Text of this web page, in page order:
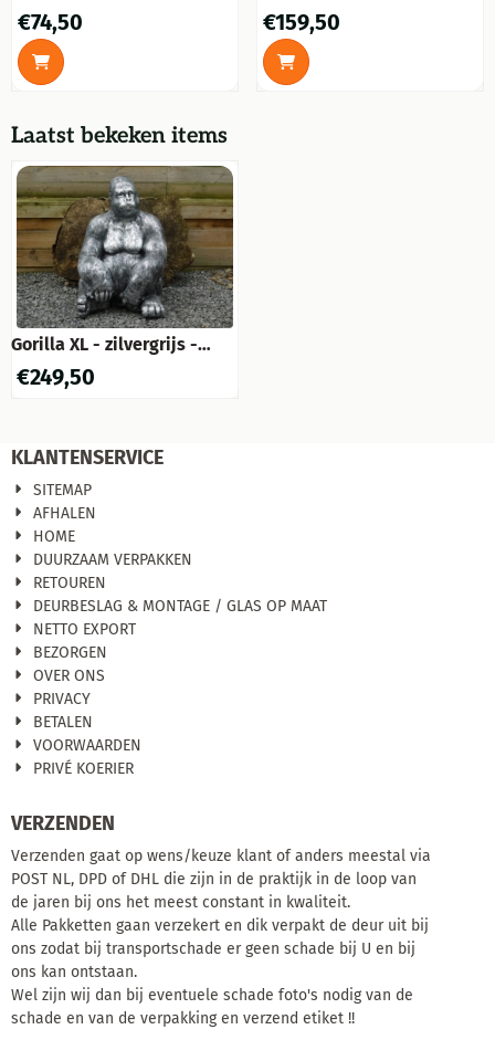
Prijs: 74,50
€74,50
Prijs: 159,50
€159,50
Laatst bekeken items
Gorilla XL - zilvergrijs -
volledig uit polystone
€249,50
KLANTENSERVICE
SITEMAP
AFHALEN
HOME
DUURZAAM VERPAKKEN
RETOUREN
DEURBESLAG & MONTAGE / GLAS OP MAAT
NETTO EXPORT
BEZORGEN
OVER ONS
PRIVACY
BETALEN
VOORWAARDEN
PRIVÉ KOERIER
VERZENDEN
Verzenden gaat op wens/keuze klant of anders meestal via
POST NL, DPD of DHL die zijn in de praktijk in de loop van
de jaren bij ons het meest constant in kwaliteit.
Alle Pakketten gaan verzekert en dik verpakt de deur uit bij
ons zodat bij transportschade er geen schade bij U en bij
ons kan ontstaan.
Wel zijn wij dan bij eventuele schade foto's nodig van de
schade en van de verpakking en verzend etiket !!